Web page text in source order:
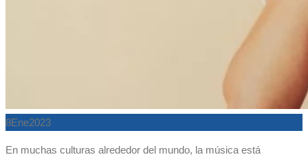
8Ene2023
En muchas culturas alrededor del mundo, la música está